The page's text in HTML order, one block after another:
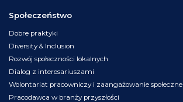
Społeczeństwo
Dobre praktyki
Diversity & Inclusion
Rozwój społeczności lokalnych
Dialog z interesariuszami
Wolontariat pracowniczy i zaangażowanie społeczne
Pracodawca w branży przyszłości